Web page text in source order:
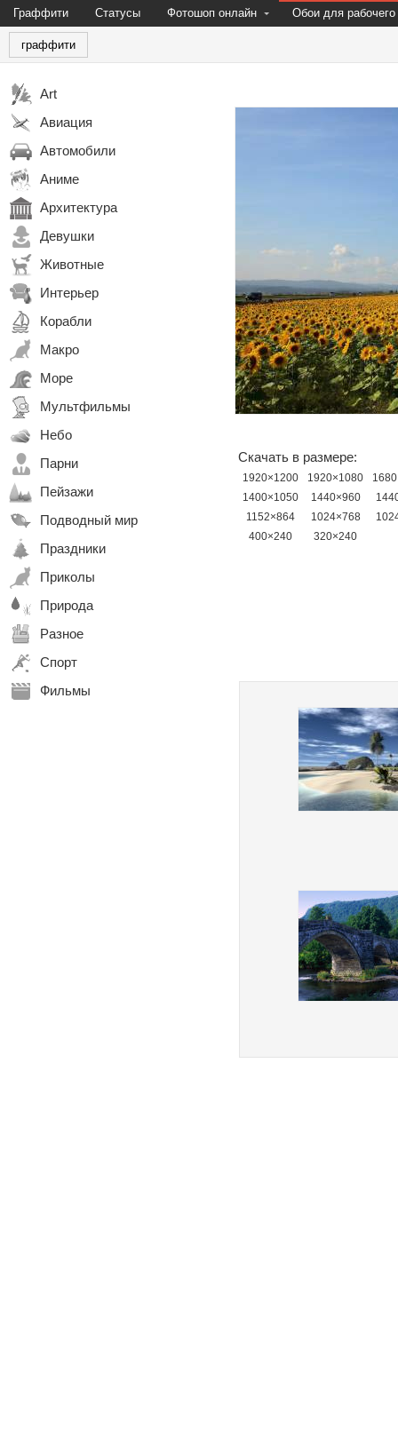
Граффити Статусы Фотошоп онлайн Обои для рабочего
граффити
Art
Авиация
Автомобили
Аниме
Архитектура
Девушки
Животные
Интерьер
Корабли
Макро
Море
Мультфильмы
Небо
Парни
Пейзажи
Подводный мир
Праздники
Приколы
Природа
Разное
Спорт
Фильмы
Скачать в размере:
1920×1200 1920×1080
1400×1050
1440×960
1152×864
1024×768
400×240
320×240